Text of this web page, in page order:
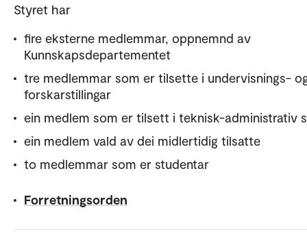
Styret har
fire eksterne medlemmar, oppnemnd av
Kunnskapsdepartementet
tre medlemmar som er tilsette i undervisnings-
forskarstillingar
ein medlem som er tilsett i teknisk-administrativ
ein medlem vald av dei midlertidig tilsatte
to medlemmar som er studentar
Forretningsorden